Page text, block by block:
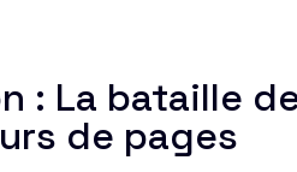
: La bataille
de pages